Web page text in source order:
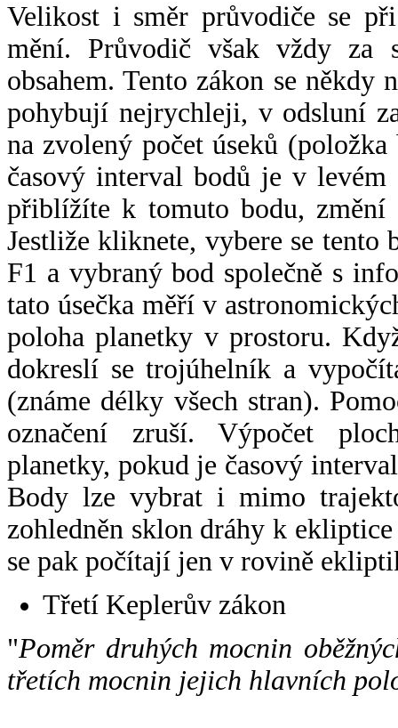
Velikost i směr průvodiče se
mění. Průvodič však vždy za
obsahem. Tento zákon se někdy
pohybují nejrychleji, v odsluní
na zvolený počet úseků
časový interval bodů je v
přiblížíte k tomuto bodu,
Jestliže kliknete, vybere se tento
F1 a vybraný bod společně s
tato úsečka měří v
poloha planetky v prostoru.
dokreslí se trojúhelník a
(známe délky všech stran).
označení zruší. Výpočet
planetky, pokud je časový
Body lze vybrat i mimo
zohledněn sklon dráhy k
se pak počítají jen v rovině
Třetí Keplerův zákon
"Poměr druhých mocnin
třetích mocnin jejich hlavních